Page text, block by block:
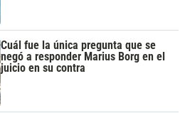
Cuál fue la única pregunta que se
negó a responder Marius Borg en el
juicio en su contra